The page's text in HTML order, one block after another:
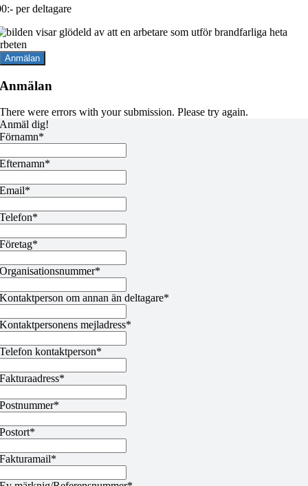
per deltagare
Anmälan
Anmälan
There were errors with your submission. Please try again.
Anmäl dig!
Förnamn*
Efternamn*
Email*
Telefon*
Företag*
Organisationsnummer*
Kontaktperson om annan än deltagare*
Kontaktpersonens mejladress*
Telefon kontaktperson*
Fakturaadress*
Postnummer*
Postort*
Fakturamail*